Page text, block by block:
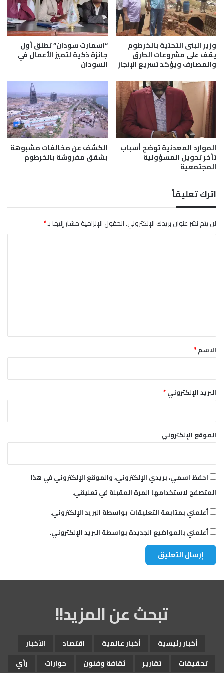
ي
ة
1
2
م
ا
و
2
ر
ط
و
م
ب
ا
ح
غ
ر
ف
ا
ص
ن
ا
ع
ي
وزير البنى التحتية بالخرطوم
يقف على مشروعات الطرق
والمصارف ويؤكد تسريع الإنجاز
“اسمارت سودان” تطلق أول
جائزة ذكية لتميز الأعمال في
السودان
الموارد المعدنية توضح أسباب
تأخر تحويل المسؤولية
المجتمعية
الكشف عن مخالفات مشبوهة
بشقق مفروشة بالخرطوم
اترك تعليقاً
لن يتم نشر عنوان بريدك الإلكتروني.الحقول الإلزامية مشار إليها بـ*
*الاسم*
البريد الإلكتروني*
الموقع الإلكتروني
احفظ اسمي، بريدي الإلكتروني، والموقع الإلكتروني في هذا
المتصفح لاستخدامها المرة المقبلة في تعليقي.
أعلمني بمتابعة التعليقات بواسطة البريد الإلكتروني.
أعلمني بالمواضيع الجديدة بواسطة البريد الإلكتروني.
تبحث عن المزيد!!
أخبار رئيسية أخبار عالمية اقتصاد
الأخبار
تحقيقات
تقارير ثقافة وفنون حوارات رأي